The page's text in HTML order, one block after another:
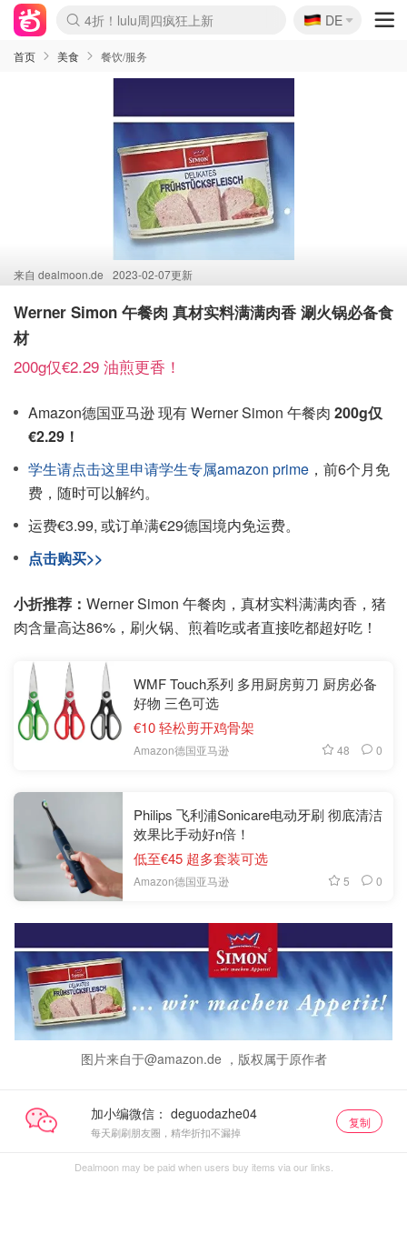
Boticinal 夏促开抢！
4折！lulu周四疯狂上新
还没结束！&OtherStories大促
Joybuy变相75折 随时失效
速领！Stanley独家85折
疑似霸哥！Camper额外叠85折
Zalando 奥莱闪促！每日更新
Moncler反季囤！5折起+叠9折
Coach Brooklyn仅€192
🇩🇪
DE
首页 美食 餐饮/服务
来自 dealmoon.de 2023-02-07更新
Werner Simon 午餐肉 真材实料满满肉香 涮火锅必备食
材
200g仅€2.29 油煎更香！
Amazon德国亚马逊 现有 Werner Simon 午餐肉 200g仅
€2.29！
学生请点击这里申请学生专属amazon prime ，前6个月免
费，随时可以解约。
运费€3.99, 或订单满€29德国境内免运费。
点击购买>>
小折推荐： Werner Simon 午餐肉，真材实料满满肉香，猪
肉含量高达86%，刷火锅、煎着吃或者直接吃都超好吃！
WMF Touch系列 多用厨房剪刀 厨房必备
好物 三色可选
€10 轻松剪开鸡骨架
Amazon德国亚马逊 48 0
Philips 飞利浦Sonicare电动牙刷 彻底清洁
效果比手动好n倍！
低至€45 超多套装可选
Amazon德国亚马逊 5 0
图片来自于@amazon.de ，版权属于原作者
加小编微信：
每天刷刷朋友圈，精华折扣不漏掉
复制
Dealmoon may be paid when users buy items via our links.